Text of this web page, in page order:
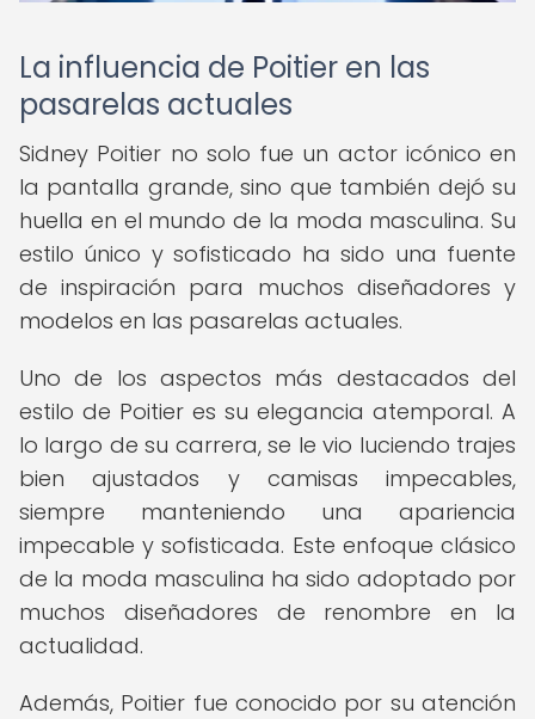
La influencia de Poitier en las
pasarelas actuales
Sidney Poitier no solo fue un actor icónico en
la pantalla grande, sino que también dejó su
huella en el mundo de la moda masculina. Su
estilo único y sofisticado ha sido una fuente
de inspiración para muchos diseñadores y
modelos en las pasarelas actuales.
Uno de los aspectos más destacados del
estilo de Poitier es su elegancia atemporal. A
lo largo de su carrera, se le vio luciendo trajes
bien ajustados y camisas impecables,
siempre manteniendo una apariencia
impecable y sofisticada. Este enfoque clásico
de la moda masculina ha sido adoptado por
muchos diseñadores de renombre en la
actualidad.
Además, Poitier fue conocido por su atención